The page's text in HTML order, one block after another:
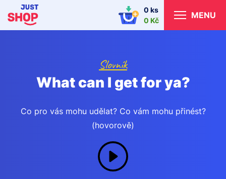
0 ks
0 Kč
MENU
Slovník
What can I get for ya?
Co pro vás mohu udělat? Co vám mohu přinést?
(hovorově)